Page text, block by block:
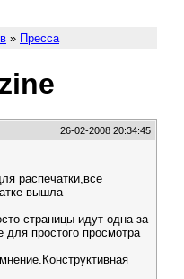
» Пресса
26-02-2008 20:34:45
распечатки,все
вышла
страницы идут одна за
для простого просмотра